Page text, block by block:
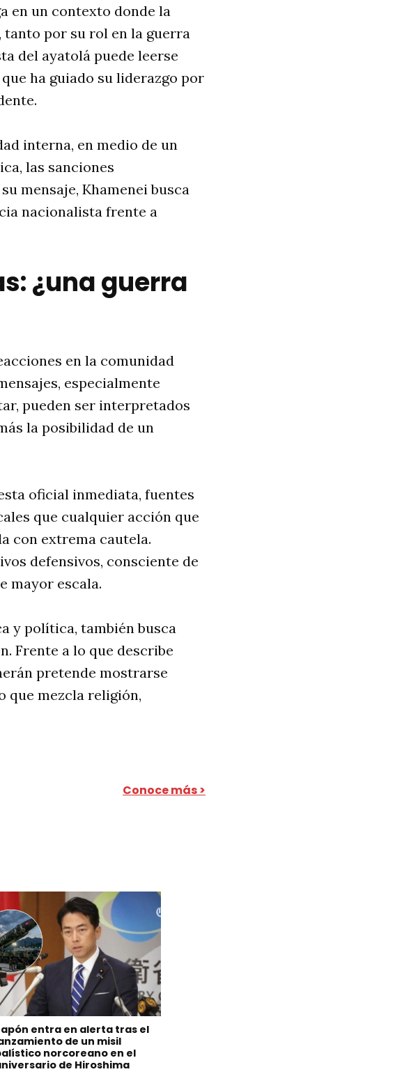
en un contexto donde la
por su rol en la guerra
del ayatolá puede leerse
ha guiado su liderazgo por
interna, en medio de un
las sanciones
mensaje, Khamenei busca
nacionalista frente a
¿una guerra
en la comunidad
especialmente
pueden ser interpretados
la posibilidad de un
oficial inmediata, fuentes
que cualquier acción que
con extrema cautela.
defensivos, consciente de
mayor escala.
y política, también busca
Frente a lo que describe
pretende mostrarse
que mezcla religión,
Conoce más >
entra en alerta tras el
de un misil
norcoreano en el
de Hiroshima